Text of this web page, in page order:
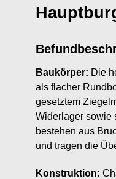
Baukörper: Die
als flacher
gesetztem
Widerlager sowie
bestehen aus
und tragen die
Konstruktion: